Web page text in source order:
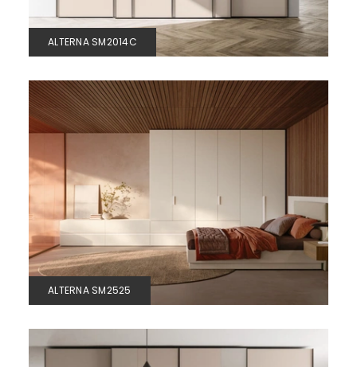
ALTERNA SM2014C
ALTERNA SM2525